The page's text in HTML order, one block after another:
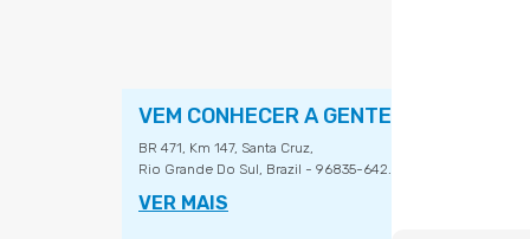
VEM CONHECER A GENTE
BR 471, Km 147, Santa Cruz,
Rio Grande Do Sul, Brazil - 96835-642.
VER MAIS